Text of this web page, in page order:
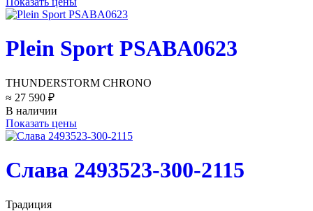
Plein Sport PSABA0623
THUNDERSTORM CHRONO
≈ 27 590 ₽
В наличии
Показать цены
Слава 2493523-300-2115
Традиция